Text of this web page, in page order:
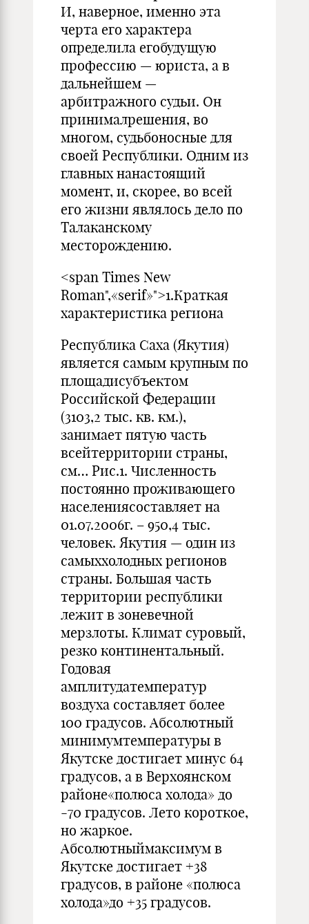
И, наверное, именно эта
черта его характера
определила егобудущую
профессию — юриста, а в
дальнейшем —
арбитражного судьи. Он
принималрешения, во
многом, судьбоносные для
своей Республики. Одним из
главных нанастоящий
момент, и, скорее, во всей
его жизни являлось дело по
Талаканскому
месторождению.
<span Times New
Roman",«serif»">1.Краткая
характеристика региона
Республика Саха (Якутия)
является самым крупным по
площадисубъектом
Российской Федерации
(3103,2 тыс. кв. км.),
занимает пятую часть
всейтерритории страны,
см… Рис.1. Численность
постоянно проживающего
населениясоставляет на
01.07.2006г. – 950,4 тыс.
человек. Якутия — один из
самыххолодных регионов
страны. Большая часть
территории республики
лежит в зоневечной
мерзлоты. Климат суровый,
резко континентальный.
Годовая
амплитудатемператур
воздуха составляет более
100 градусов. Абсолютный
минимумтемпературы в
Якутске достигает минус 64
градусов, а в Верхоянском
районе«полюса холода» до
-70 градусов. Лето короткое,
но жаркое.
Абсолютныймаксимум в
Якутске достигает +38
градусов, в районе «полюса
холода»до +35 градусов.